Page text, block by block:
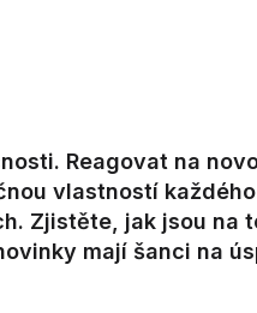
Reagovat na
vlastností
Zjistěte, jak jsou na
mají šanci na